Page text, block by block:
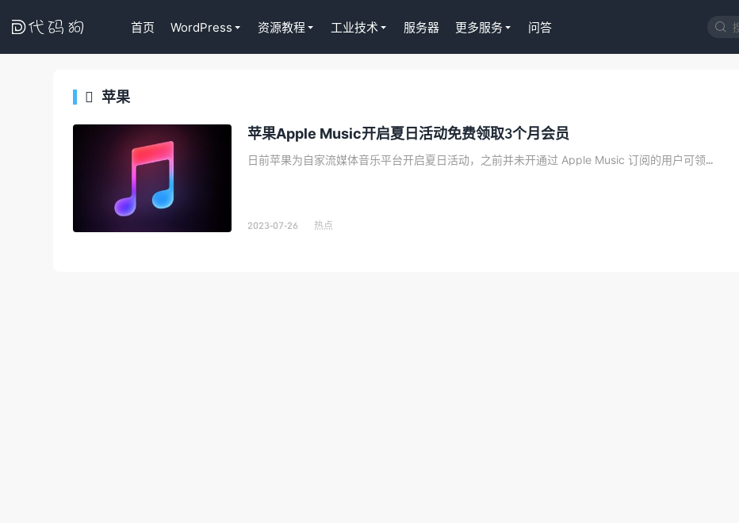
 
首页 WordPress 资源教程 工业技术 服务器 更多服务 问答
 苹果
苹果Apple Music开启夏日活动免费领取3个月会员
日前苹果为自家流媒体音乐平台开启夏日活动，之前并未开通过 Apple Music 订阅的用户可领取3...
2023-07-26 热点
WordPress正版Tutor LMS在线